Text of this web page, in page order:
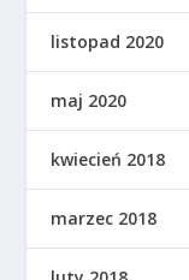
listopad 2020
maj 2020
kwiecień 2018
marzec 2018